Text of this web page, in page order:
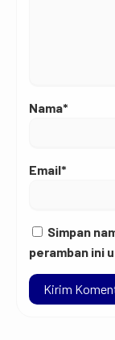
Nama*
Email*
Simpan
peramban ini